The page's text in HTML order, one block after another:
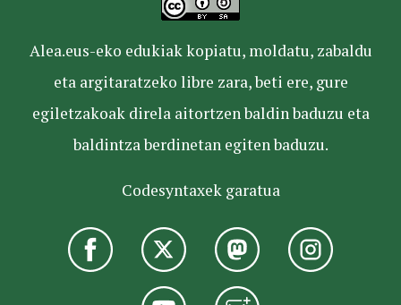
Alea.eus-eko edukiak kopiatu, moldatu, zabaldu
eta argitaratzeko libre zara, beti ere, gure
egiletzakoak direla aitortzen baldin baduzu eta
baldintza berdinetan egiten baduzu.
Codesyntaxek garatua